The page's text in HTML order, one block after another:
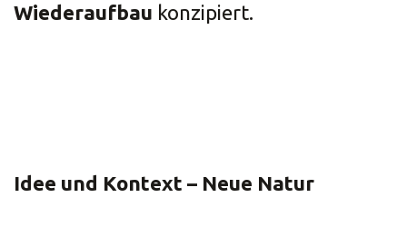
Wiederaufbau konzipiert.
Idee und Kontext – Neue Natur